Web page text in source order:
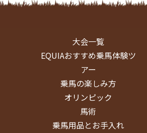
大会一覧
EQUIAおすすめ乗馬体験ツ
アー
乗馬の楽しみ方
オリンピック
馬術
乗馬用品とお手入れ